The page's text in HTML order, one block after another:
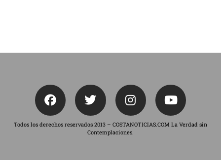
Todos los derechos reservados 2013 – COSTANOTICIAS.COM La Verdad sin
Contemplaciones.